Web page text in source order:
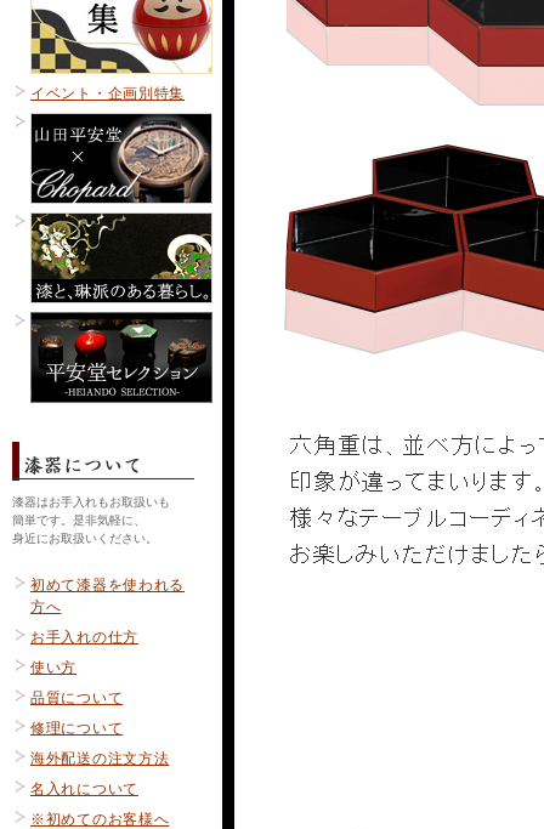
イベント・企画別特集
漆器はお手入れもお取扱いも
簡単です。是非気軽に、
身近にお取扱いください。
初めて漆器を使われる
方へ
お手入れの仕方
使い方
品質について
修理について
海外配送の注文方法
名入れについて
※初めてのお客様へ